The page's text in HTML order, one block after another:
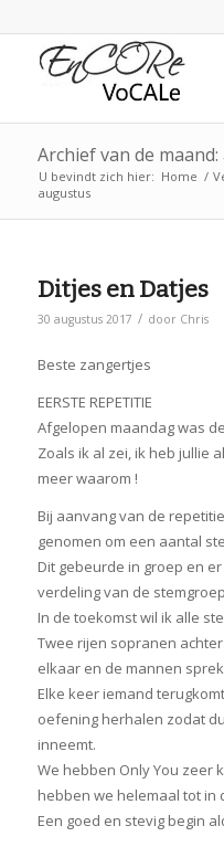
Archief van de
U bevindt zich hier: Home /
augustus
Ditjes en Datjes
30 augustus 2017 / door Chris
Beste zangertjes
EERSTE REPETITIE
Afgelopen maandag was
Zoals ik al zei, ik heb jullie
meer waarom !
Bij aanvang van de
genomen om een aantal
Dit gebeurde in groep en
verdeling van de
In de toekomst wil ik alle
Twee rijen sopranen
elkaar en de mannen
Elke keer iemand
oefening herhalen zodat
inneemt.
We hebben Only You zeer
hebben we helemaal tot in
Een goed en stevig begin